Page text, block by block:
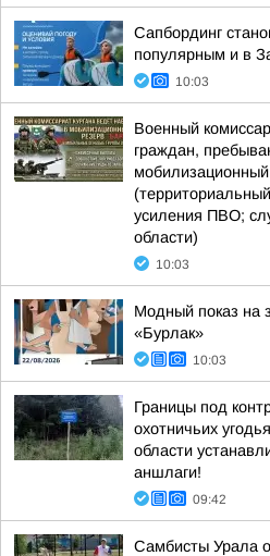
Сапбординг
популярным и в
10:03
Военный
граждан,
усиления ПВО;
области)
10:03
Модный показ на
«Бурлак»
10:03
Границы под
охотничьих
области
аншлаги!
09:42
Самбисты Урала